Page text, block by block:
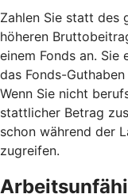
Zahlen Sie statt des
höheren
einem Fonds an.
das Fonds-
Wenn Sie nicht
stattlicher Betrag
schon während der
zugreifen.